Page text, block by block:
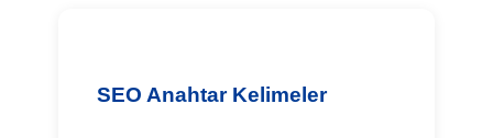
SEO Anahtar Kelimeler